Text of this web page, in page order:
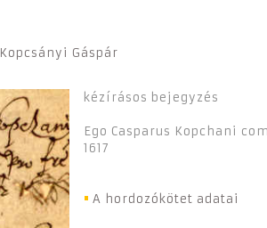
Kopcsányi Gáspár
kézírásos bejegyzés
Ego Casparus Kopchani
1617
A hordozókötet adatai